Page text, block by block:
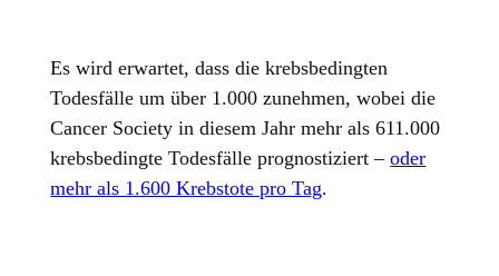
Es wird erwartet, dass die krebsbedingten
Todesfälle um über 1.000 zunehmen, wobei die
Cancer Society in diesem Jahr mehr als 611.000
krebsbedingte Todesfälle prognostiziert –oder
mehr als 1.600 Krebstote pro Tag.